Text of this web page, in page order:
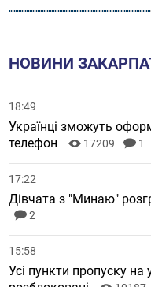
НОВИНИ
18:49
Українці зможуть
телефон
17209 1
17:22
Дівчата з "Минаю"
2
15:58
Усі пункти пропуску на